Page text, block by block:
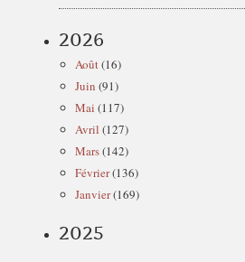
2026
Août(16)
Juin (91)
Mai (117)
Avril (127)
Mars(142)
Février(136)
Janvier(169)
2025